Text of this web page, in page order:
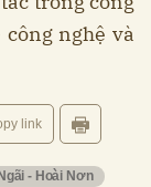
nghệ và
link
- Hoài Nơn